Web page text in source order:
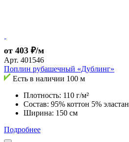
от 403 ₽/м
Арт. 401546
Поплин рубашечный «Дублинг»
Есть в наличии 100 м
Плотность: 110 г/м²
Состав: 95% коттон 5% эластан
Ширина: 150 см
Подробнее